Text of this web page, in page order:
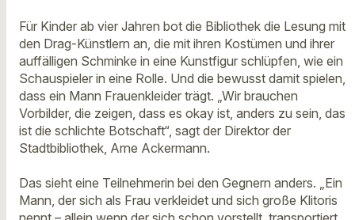
Für Kinder ab vier Jahren bot die Bibliothek die Lesung mit
den Drag-Künstlern an, die mit ihren Kostümen und ihrer
auffälligen Schminke in eine Kunstfigur schlüpfen, wie ein
Schauspieler in eine Rolle. Und die bewusst damit spielen,
dass ein Mann Frauenkleider trägt. „Wir brauchen
Vorbilder, die zeigen, dass es okay ist, anders zu sein, das
ist die schlichte Botschaft“, sagt der Direktor der
Stadtbibliothek, Arne Ackermann.
Das sieht eine Teilnehmerin bei den Gegnern anders. „Ein
Mann, der sich als Frau verkleidet und sich große Klitoris